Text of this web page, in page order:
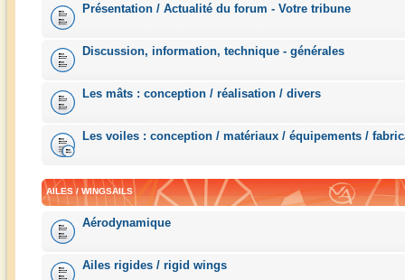
Présentation / Actualité du forum - Votre tribune
Discussion, information, technique - générales
Les mâts : conception / réalisation / divers
Les voiles : conception / matériaux / équipements /
AILES / WINGSAILS
Aérodynamique
Ailes rigides / rigid wings